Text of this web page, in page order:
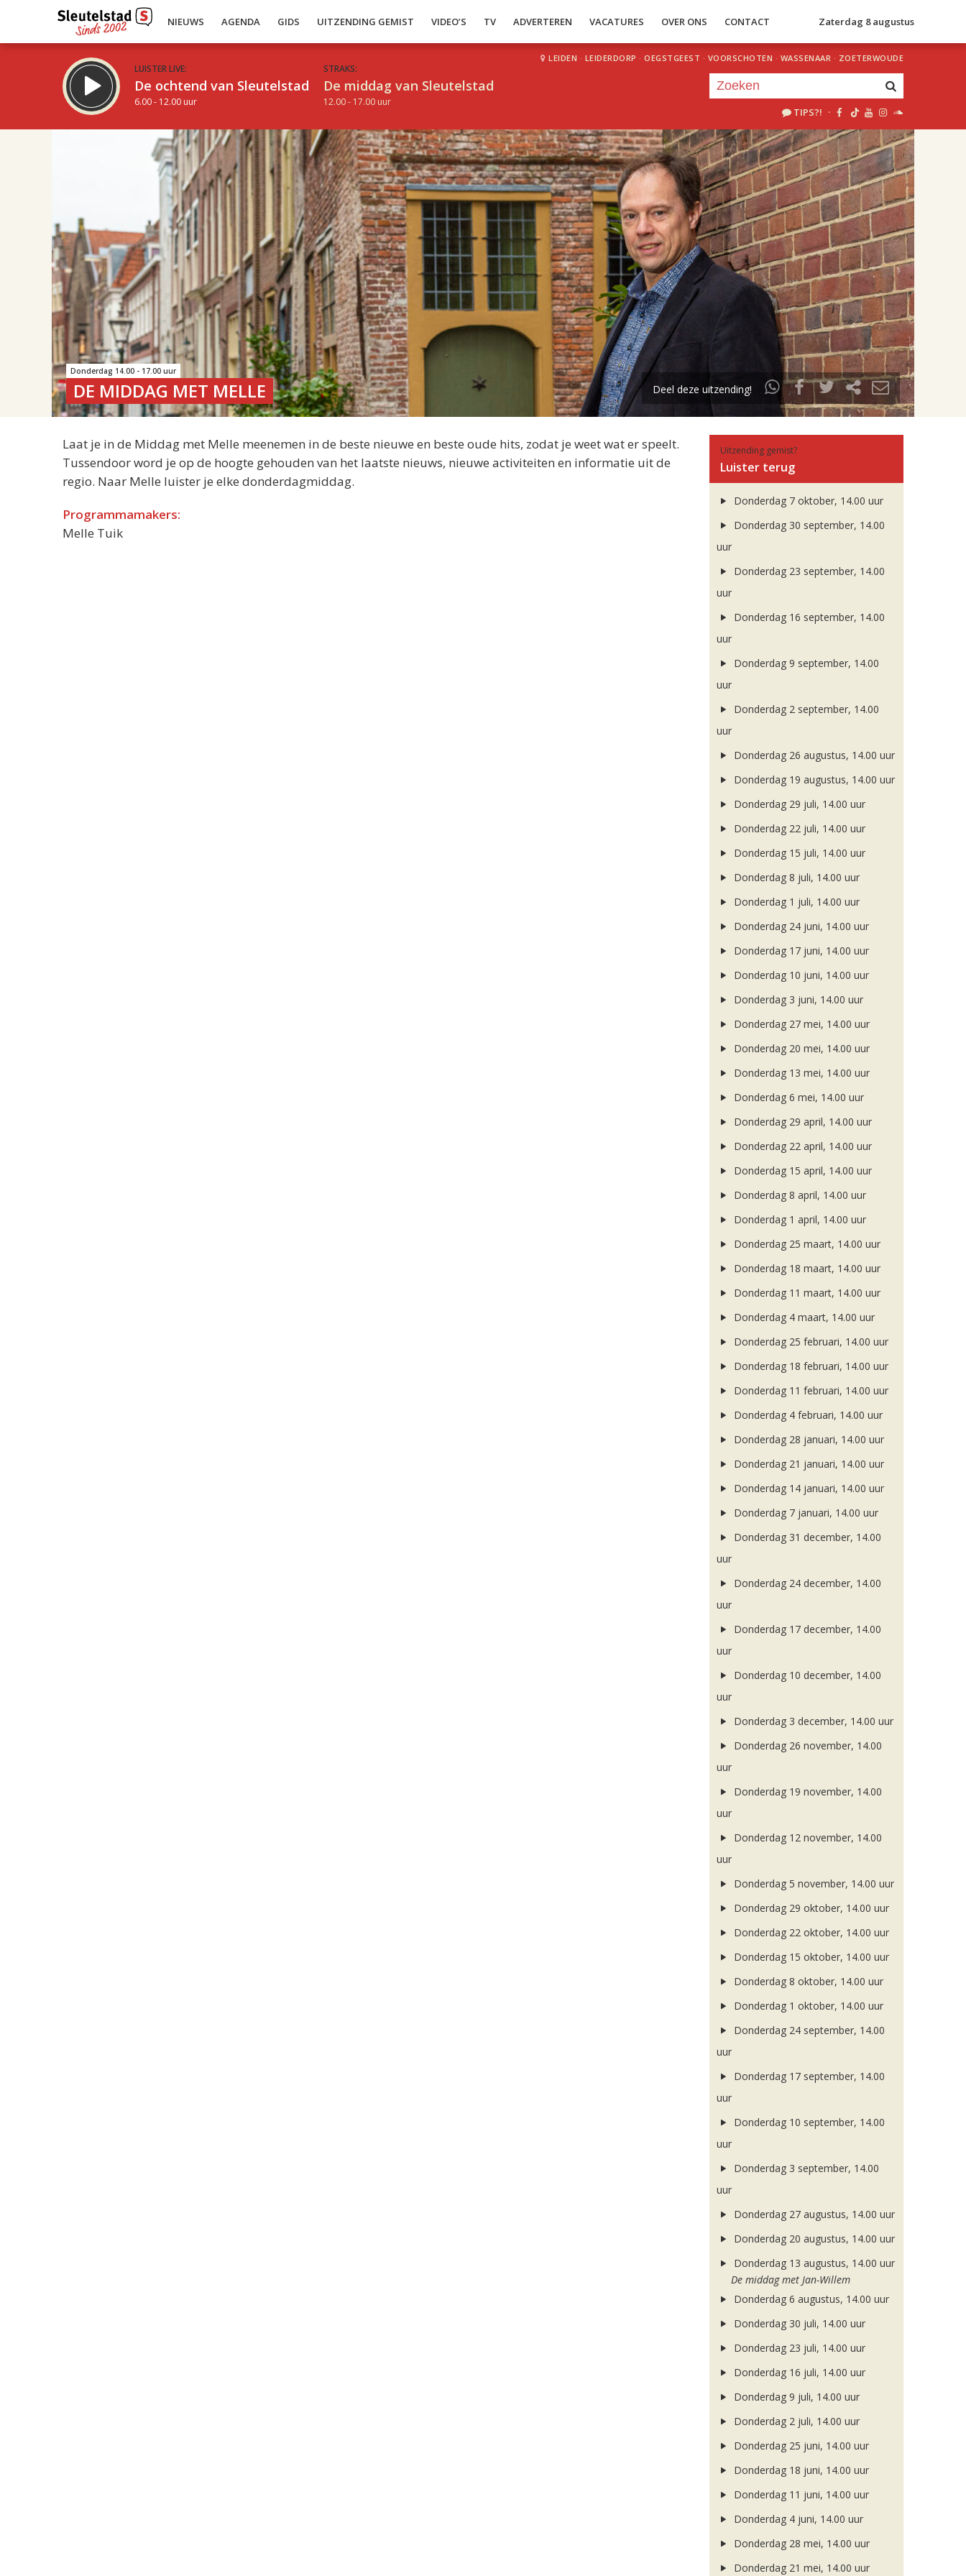
NIEUWS AGENDA GIDS UITZENDING GEMIST VIDEO’S TV ADVERTEREN VACATURES OVER ONS CONTACT Zaterdag 8 augustus
LUISTER LIVE:
De ochtend van Sleutelstad
6.00 - 12.00 uur
STRAKS:
De middag van Sleutelstad
12.00 - 17.00 uur
LEIDEN · LEIDERDORP · OEGSTGEEST · VOORSCHOTEN · WASSENAAR · ZOETERWOUDE
TIPS?! ·
15.00
Je luistert nu naar
uur 1 van 3
«Vorig uur Volgend uur»
Donderdag 14.00 - 17.00 uur
DE MIDDAG MET MELLE Deel deze uitzending!
Laat je in de Middag met Melle meenemen in de beste nieuwe en beste oude hits, zodat je weet wat er speelt.
Tussendoor word je op de hoogte gehouden van het laatste nieuws, nieuwe activiteiten en informatie uit de
regio. Naar Melle luister je elke donderdagmiddag.
Programmamakers:
Melle Tuik
Uitzending gemist?
Luister terug
Donderdag 7 oktober, 14.00 uur
Donderdag 30 september, 14.00
uur
Donderdag 23 september, 14.00
uur
Donderdag 16 september, 14.00
uur
Donderdag 9 september, 14.00
uur
Donderdag 2 september, 14.00
uur
Donderdag 26 augustus, 14.00 uur
Donderdag 19 augustus, 14.00 uur
Donderdag 29 juli, 14.00 uur
Donderdag 22 juli, 14.00 uur
Donderdag 15 juli, 14.00 uur
Donderdag 8 juli, 14.00 uur
Donderdag 1 juli, 14.00 uur
Donderdag 24 juni, 14.00 uur
Donderdag 17 juni, 14.00 uur
Donderdag 10 juni, 14.00 uur
Donderdag 3 juni, 14.00 uur
Donderdag 27 mei, 14.00 uur
Donderdag 20 mei, 14.00 uur
Donderdag 13 mei, 14.00 uur
Donderdag 6 mei, 14.00 uur
Donderdag 29 april, 14.00 uur
Donderdag 22 april, 14.00 uur
Donderdag 15 april, 14.00 uur
Donderdag 8 april, 14.00 uur
Donderdag 1 april, 14.00 uur
Donderdag 25 maart, 14.00 uur
Donderdag 18 maart, 14.00 uur
Donderdag 11 maart, 14.00 uur
Donderdag 4 maart, 14.00 uur
Donderdag 25 februari, 14.00 uur
Donderdag 18 februari, 14.00 uur
Donderdag 11 februari, 14.00 uur
Donderdag 4 februari, 14.00 uur
Donderdag 28 januari, 14.00 uur
Donderdag 21 januari, 14.00 uur
Donderdag 14 januari, 14.00 uur
Donderdag 7 januari, 14.00 uur
Donderdag 31 december, 14.00
uur
Donderdag 24 december, 14.00
uur
Donderdag 17 december, 14.00
uur
Donderdag 10 december, 14.00
uur
Donderdag 3 december, 14.00 uur
Donderdag 26 november, 14.00
uur
Donderdag 19 november, 14.00
uur
Donderdag 12 november, 14.00
uur
Donderdag 5 november, 14.00 uur
Donderdag 29 oktober, 14.00 uur
Donderdag 22 oktober, 14.00 uur
Donderdag 15 oktober, 14.00 uur
Donderdag 8 oktober, 14.00 uur
Donderdag 1 oktober, 14.00 uur
Donderdag 24 september, 14.00
uur
Donderdag 17 september, 14.00
uur
Donderdag 10 september, 14.00
uur
Donderdag 3 september, 14.00
uur
Donderdag 27 augustus, 14.00 uur
Donderdag 20 augustus, 14.00 uur
Donderdag 13 augustus, 14.00 uur
De middag met Jan-Willem
Donderdag 6 augustus, 14.00 uur
Donderdag 30 juli, 14.00 uur
Donderdag 23 juli, 14.00 uur
Donderdag 16 juli, 14.00 uur
Donderdag 9 juli, 14.00 uur
Donderdag 2 juli, 14.00 uur
Donderdag 25 juni, 14.00 uur
Donderdag 18 juni, 14.00 uur
Donderdag 11 juni, 14.00 uur
Donderdag 4 juni, 14.00 uur
Donderdag 28 mei, 14.00 uur
Donderdag 21 mei, 14.00 uur